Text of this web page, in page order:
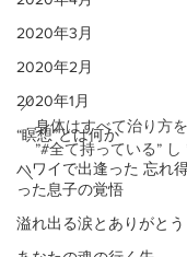
2020年3月
2020年2月
2020年1月
“瞑想”とは何か
ハワイで出逢った 忘れ
った息子の覚悟
溢れ出る涙とありがとう
／
身体はすべて治り方を
”#全て持っている” し
＼